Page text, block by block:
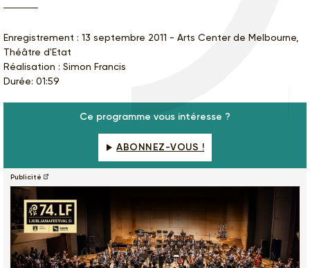
Enregistrement : 13 septembre 2011 - Arts Center de Melbourne,
Théâtre d'Etat
Réalisation : Simon Francis
Durée: 01:59
Ce programme vous intéresse ?
ABONNEZ-VOUS !
Publicité